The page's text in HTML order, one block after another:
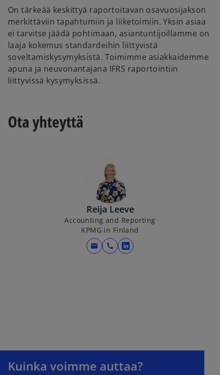
On tärkeää keskittyä raportoitavan osavuosijakson
merkittäviin tapahtumiin ja liiketoimiin. Yksin asiaa
ei tarvitse jäädä pohtimaan, asiantuntijoillamme on
laaja kokemus standardeihin liittyvistä
soveltamiskysymyksistä. Toimimme asiakkaidemme
apuna ja neuvonantajana IFRS raportointiin
liittyvissä kysymyksissä.
Ota yhteyttä
Reija Leeve
Accounting and Reporting
KPMG in Finland
mail call
o
w
Kuinka voimme auttaa?